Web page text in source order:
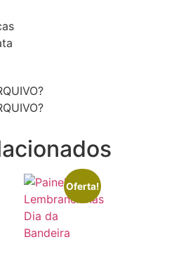
Oferta!